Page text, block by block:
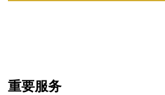
重要服务